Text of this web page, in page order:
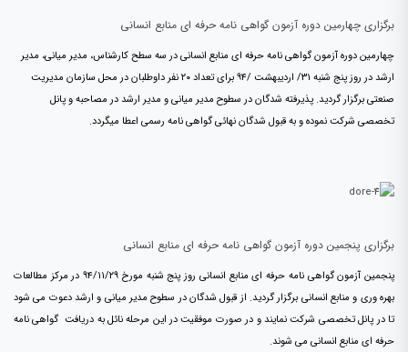
برگزاری چهارمین دوره آزمون گواهی نامه حرفه ای منابع انسانی
چهارمین دوره آزمون گواهی نامه حرفه ای منابع انسانی در سه سطح کارشناس، مدیر میانی، مدیر
ارشد در روز پنج شنبه ۳۱/ اردیبهشت /۹۴ برای تعداد ۲۰ نفر داوطلبان در محل سازمان مدیریت
صنعتی برگزار گردید. پذیرفته شدگان در سطوح مدیر میانی و مدیر ارشد در مصاحبه و پانل
تخصصی شرکت نموده و به قبول شدگان نهائی گواهی نامه رسمی اعطا میگردد.
برگزاری پنجمین دوره آزمون گواهی نامه حرفه ای منابع انسانی
پنجمین آزمون گواهی نامه حرفه ای منابع انسانی روز پنج شنبه مورخ ۹۴/۱۱/۲۹ در مرکز مطالعات
بهره وری و منابع انسانی برگزار گردید. از قبول شدگان در سطوح مدیر میانی و ارشد دعوت می شود
تا در پانل تخصصی شرکت نمایند و در صورت موفقیت در این مرحله نائل به دریافت گواهی نامه
حرفه ای منابع انسانی می شوند.